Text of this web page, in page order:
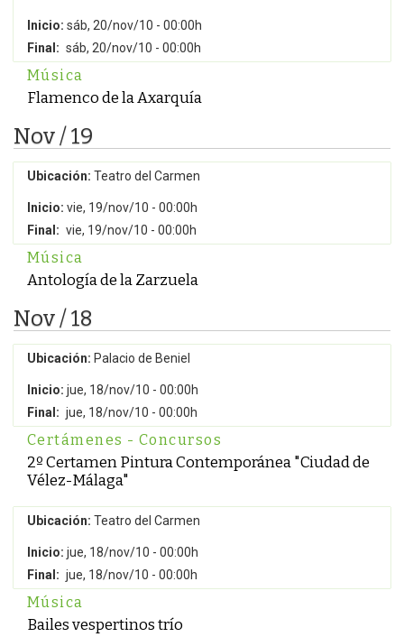
Inicio: sáb, 20/nov/10 - 00:00h
Final: sáb, 20/nov/10 - 00:00h
Música
Flamenco de la Axarquía
Nov / 19
Ubicación: Teatro del Carmen
Inicio: vie, 19/nov/10 - 00:00h
Final: vie, 19/nov/10 - 00:00h
Música
Antología de la Zarzuela
Nov / 18
Ubicación: Palacio de Beniel
Inicio: jue, 18/nov/10 - 00:00h
Final: jue, 18/nov/10 - 00:00h
Certámenes - Concursos
2º Certamen Pintura Contemporánea "Ciudad de
Vélez-Málaga"
Ubicación: Teatro del Carmen
Inicio: jue, 18/nov/10 - 00:00h
Final: jue, 18/nov/10 - 00:00h
Música
Bailes vespertinos trío